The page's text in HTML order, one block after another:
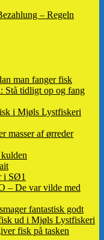
– Regeln
man fanger fisk
Stå tidligt op og fang
i Mjøls Lystfiskeri
masser af ørreder
i SØ1
– De var vilde med
fantastisk godt
ud i Mjøls Lystfiskeri
fisk på tasken